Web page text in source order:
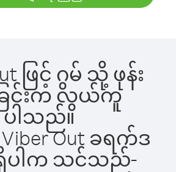
ဖြင့် ဂွမ် သို့ ဖုန်း
ြင်းက လွယ်ကူ
ပါသည်။
Out ခရက်ဒ
ရှိပါက သင်သည်-